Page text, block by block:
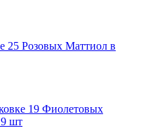
25 Розовых Маттиол в
19 Фиолетовых
шт